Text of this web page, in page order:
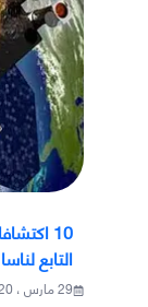
10
التابع
29 مارس ، 2020